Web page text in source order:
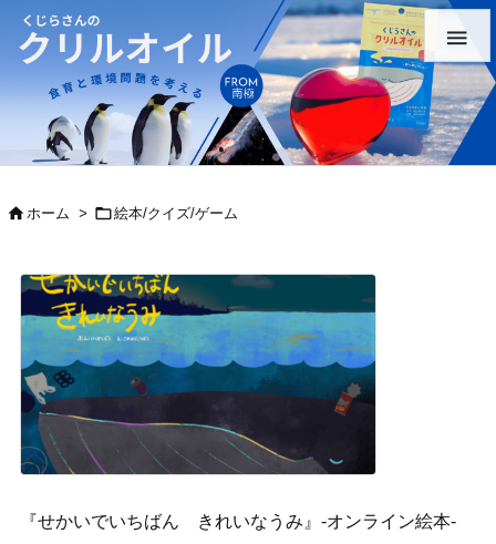

ホーム > 絵本/クイズ/ゲーム
『せかいでいちばん きれいなうみ』-オンライン絵本-